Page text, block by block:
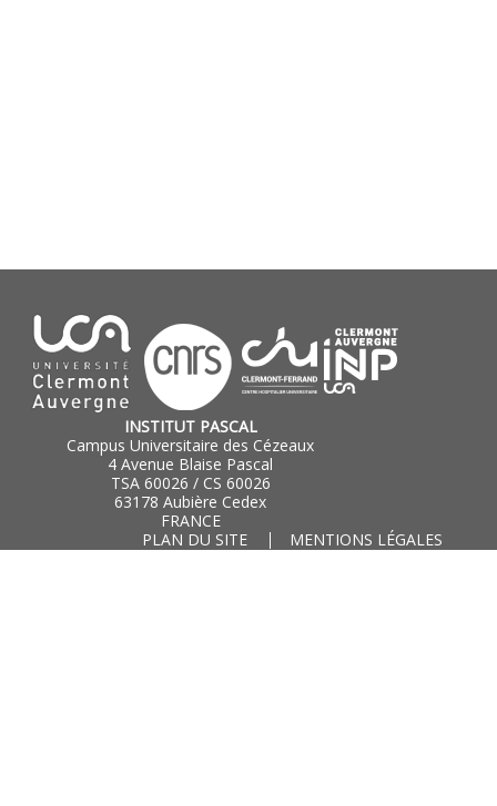
INSTITUT PASCAL
Campus Universitaire des Cézeaux
4 Avenue Blaise Pascal
TSA 60026 / CS 60026
63178 Aubière Cedex
FRANCE
PLAN DU SITE
MENTIONS LÉGALES